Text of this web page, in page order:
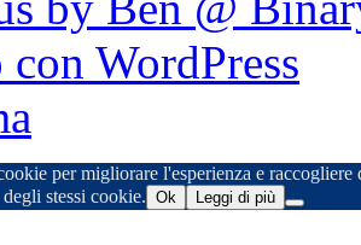
con WordPress
per migliorare l'esperienza e
stessi cookie. Ok Leggi di più